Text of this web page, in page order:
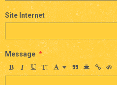
Site Internet
Message